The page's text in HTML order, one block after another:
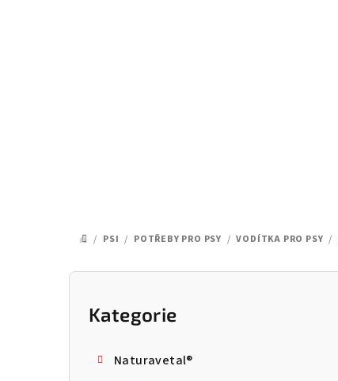
DOMŮ
/ PSI / POTŘEBY PRO PSY / VODÍTKA PRO PSY /
P
Přeskočit
kategorie
Kategorie
Naturavetal®